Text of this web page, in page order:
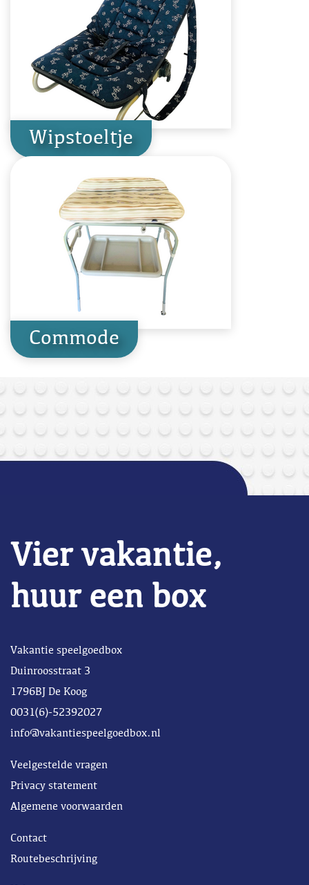
Wipstoeltje
Commode
Vier vakantie,
huur een box
Vakantie speelgoedbox
Duinroosstraat 3
1796BJ De Koog
0031(6)-52392027
info@vakantiespeelgoedbox.nl
Veelgestelde vragen
Privacy statement
Algemene voorwaarden
Contact
Routebeschrijving